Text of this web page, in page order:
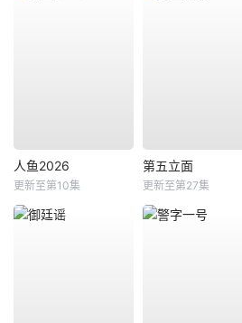
人鱼2026
更新至第10集
第五立面
更新至第27集